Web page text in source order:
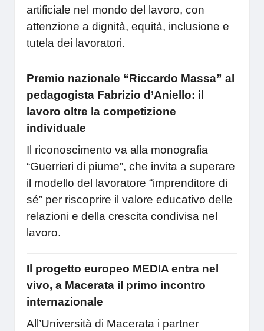
artificiale nel mondo del lavoro, con
attenzione a dignità, equità, inclusione e
tutela dei lavoratori.
Premio nazionale “Riccardo Massa” al
pedagogista Fabrizio d’Aniello: il
lavoro oltre la competizione
individuale
Il riconoscimento va alla monografia
“Guerrieri di piume”, che invita a superare
il modello del lavoratore “imprenditore di
sé” per riscoprire il valore educativo delle
relazioni e della crescita condivisa nel
lavoro.
Il progetto europeo MEDIA entra nel
vivo, a Macerata il primo incontro
internazionale
All’Università di Macerata i partner